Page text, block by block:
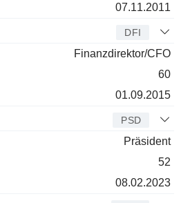
07.11.2011
DFI
Finanzdirektor/CFO
60
01.09.2015
PSD
Präsident
52
08.02.2023